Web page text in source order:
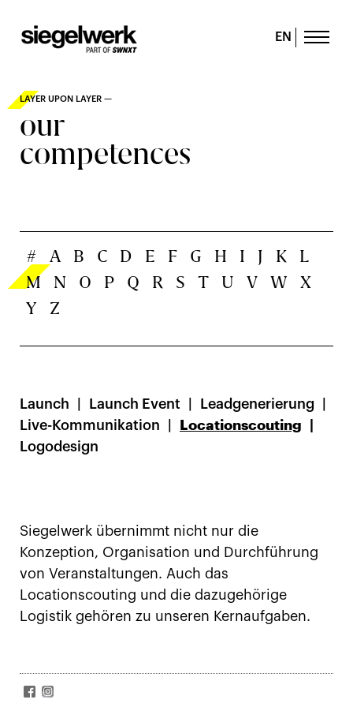
EN
LAYER UPON LAYER —
our
competences
# A B C D E F G H I J K
L
M
N O P Q R S T U V W
X
Y
Z
Launch Launch Event
Leadgenerierung
Live-Kommunikation
Locationscouting
Logodesign
Siegelwerk übernimmt nicht nur die
Konzeption, Organisation und Durchführung
von Veranstaltungen. Auch das
Locationscouting und die dazugehörige
Logistik gehören zu unseren Kernaufgaben.